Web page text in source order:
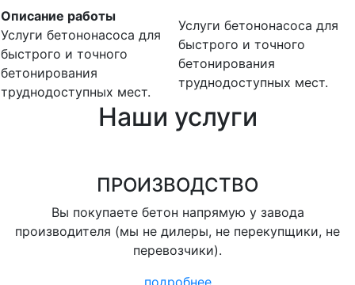
Описание работы
Услуги бетононасоса для
быстрого и точного
бетонирования
труднодоступных мест.
Услуги бетононасоса для
быстрого и точного
бетонирования
труднодоступных мест.
Наши услуги
ПРОИЗВОДСТВО
Вы покупаете бетон напрямую у завода
производителя (мы не дилеры, не перекупщики, не
перевозчики).
подробнее